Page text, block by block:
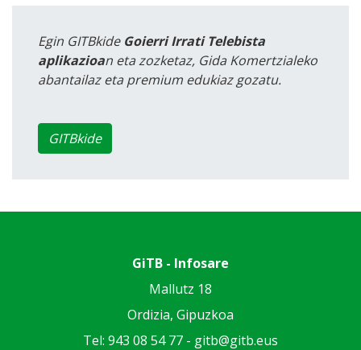
Egin GITBkide Goierri Irrati Telebista
aplikazioan eta zozketaz, Gida Komertzialeko
abantailaz eta premium edukiaz gozatu.
GITBkide
GiTB - Infosare
Mallutz 18
Ordizia, Gipuzkoa
Tel: 943 08 54 77 - gitb@gitb.eus